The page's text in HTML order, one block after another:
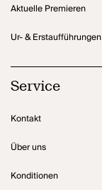
Aktuelle Premieren
Ur- & Erstaufführungen
Service
Kontakt
Über uns
Konditionen